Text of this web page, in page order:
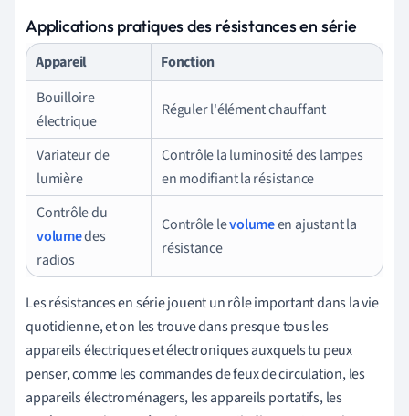
Applications pratiques des résistances en série
Appareil
Fonction
Bouilloire
électrique
Réguler l'élément chauffant
Variateur de
lumière
Contrôle la luminosité des lampes
en modifiant la résistance
Contrôle du
volumedes
radios
Contrôle levolumeen ajustant la
résistance
Les résistances en série jouent un rôle important dans la vie
quotidienne, et on les trouve dans presque tous les
appareils électriques et électroniques auxquels tu peux
penser, comme les commandes de feux de circulation, les
appareils électroménagers, les appareils portatifs, les